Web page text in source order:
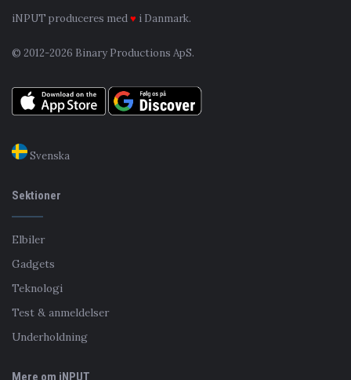
iNPUT produceres med♥ i Danmark.
© 2012-2026 Binary Productions ApS.
Svenska
Sektioner
Elbiler
Gadgets
Teknologi
Test & anmeldelser
Underholdning
Mere om iNPUT